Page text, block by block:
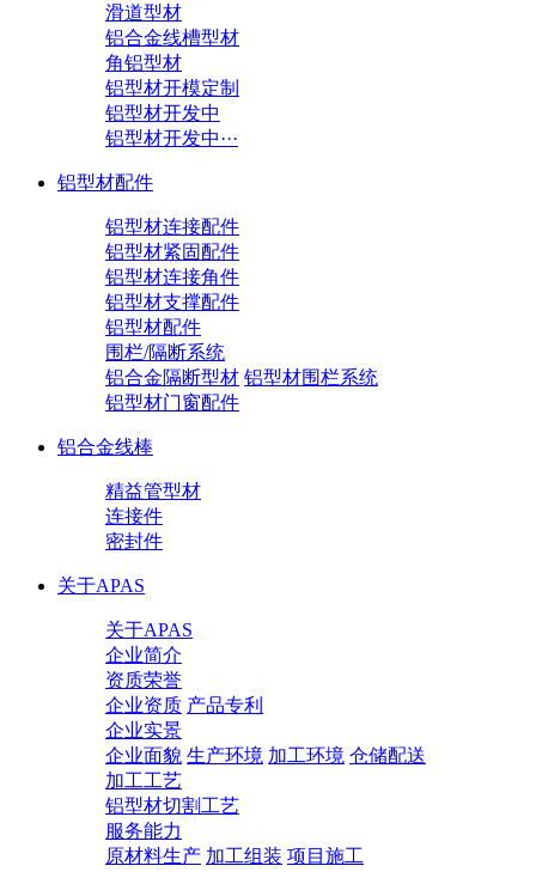
滑道型材
铝合金线槽型材
角铝型材
铝型材开模定制
铝型材开发中
铝型材开发中···
铝型材配件
铝型材连接配件
铝型材紧固配件
铝型材连接角件
铝型材支撑配件
铝型材配件
围栏/隔断系统
铝合金隔断型材 铝型材围栏系统
铝型材门窗配件
铝合金线棒
精益管型材
连接件
密封件
关于APAS
关于APAS
企业简介
资质荣誉
企业资质 产品专利
企业实景
企业面貌 生产环境 加工环境 仓储配送
加工工艺
铝型材切割工艺
服务能力
原材料生产 加工组装 项目施工